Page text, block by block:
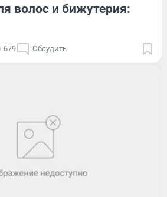
волос и бижутерия:
679 Обсудить